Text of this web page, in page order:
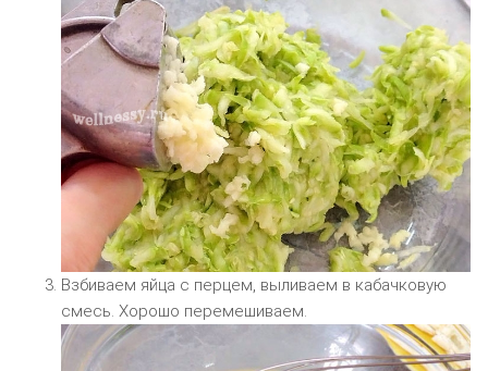
Взбиваем яйца с перцем, выливаем в кабачковую
смесь. Хорошо перемешиваем.